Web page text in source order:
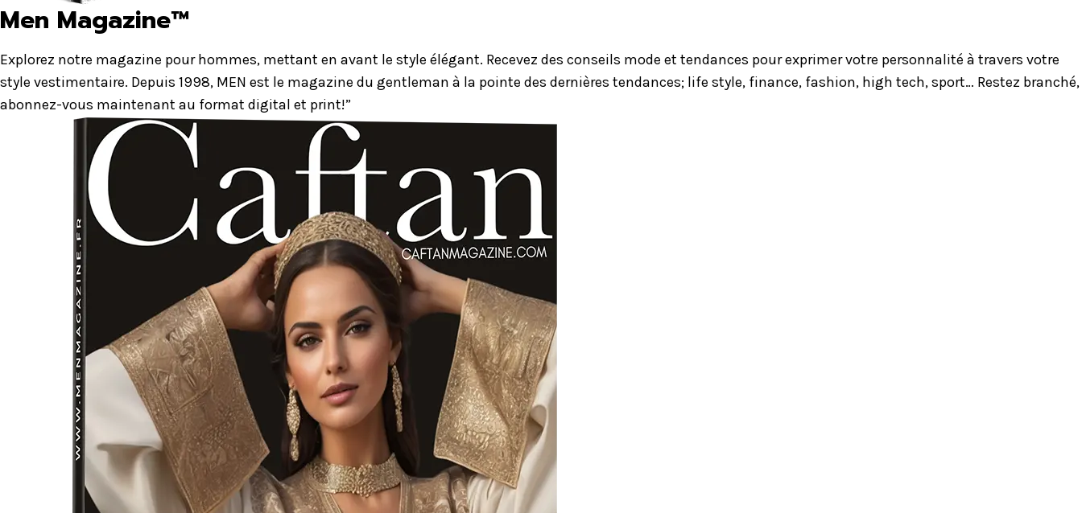
Men Magazine™
Explorez notre magazine pour hommes, mettant en avant le style élégant. Recevez des conseils mode et tendances pour exprimer votre personnalité à travers votre
style vestimentaire. Depuis 1998, MEN est le magazine du gentleman à la pointe des dernières tendances; life style, finance, fashion, high tech, sport… Restez branché,
abonnez-vous maintenant au format digital et print!”